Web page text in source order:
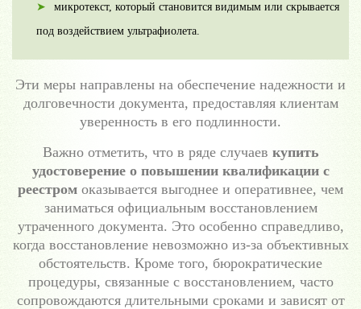
микротекст, который становится видимым или скрывается
под воздействием ультрафиолета.
Эти меры направлены на обеспечение надежности и
долговечности документа, предоставляя клиентам
уверенность в его подлинности.
Важно отметить, что в ряде случаев купить
удостоверение о повышении квалификации с
реестром оказывается выгоднее и оперативнее, чем
заниматься официальным восстановлением
утраченного документа. Это особенно справедливо,
когда восстановление невозможно из-за объективных
обстоятельств. Кроме того, бюрократические
процедуры, связанные с восстановлением, часто
сопровождаются длительными сроками и зависят от